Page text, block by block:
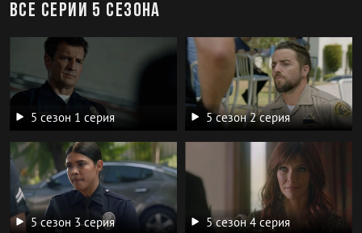
Все серии 5 сезона
5 сезон 1 серия 5 сезон 2 серия
5 сезон 3 серия 5 сезон 4 серия